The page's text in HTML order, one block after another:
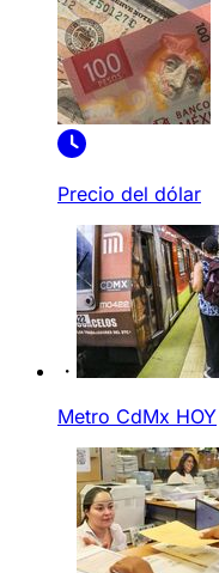
Precio del dólar
Metro CdMx HOY